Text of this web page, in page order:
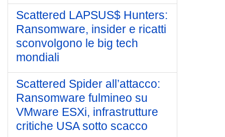
Scattered LAPSUS$ Hunters:
Ransomware, insider e ricatti
sconvolgono le big tech
mondiali
Scattered Spider all’attacco:
Ransomware fulmineo su
VMware ESXi, infrastrutture
critiche USA sotto scacco